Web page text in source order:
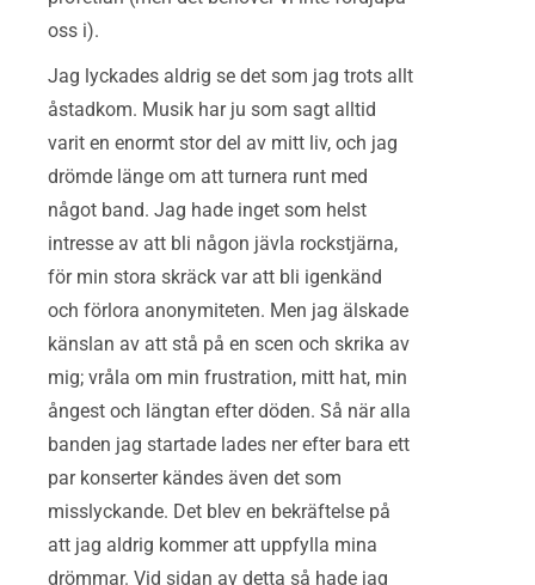
oss i).
Jag lyckades aldrig se det som jag trots allt
åstadkom. Musik har ju som sagt alltid
varit en enormt stor del av mitt liv, och jag
drömde länge om att turnera runt med
något band. Jag hade inget som helst
intresse av att bli någon jävla rockstjärna,
för min stora skräck var att bli igenkänd
och förlora anonymiteten. Men jag älskade
känslan av att stå på en scen och skrika av
mig; vråla om min frustration, mitt hat, min
ångest och längtan efter döden. Så när alla
banden jag startade lades ner efter bara ett
par konserter kändes även det som
misslyckande. Det blev en bekräftelse på
att jag aldrig kommer att uppfylla mina
drömmar. Vid sidan av detta så hade jag